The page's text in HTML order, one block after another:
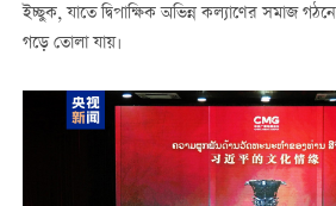
ইচ্ছুক, যাতে দ্বিপাক্ষিক অভিন্ন কল্যাণের সমাজ
গড়ে তোলা যায়।